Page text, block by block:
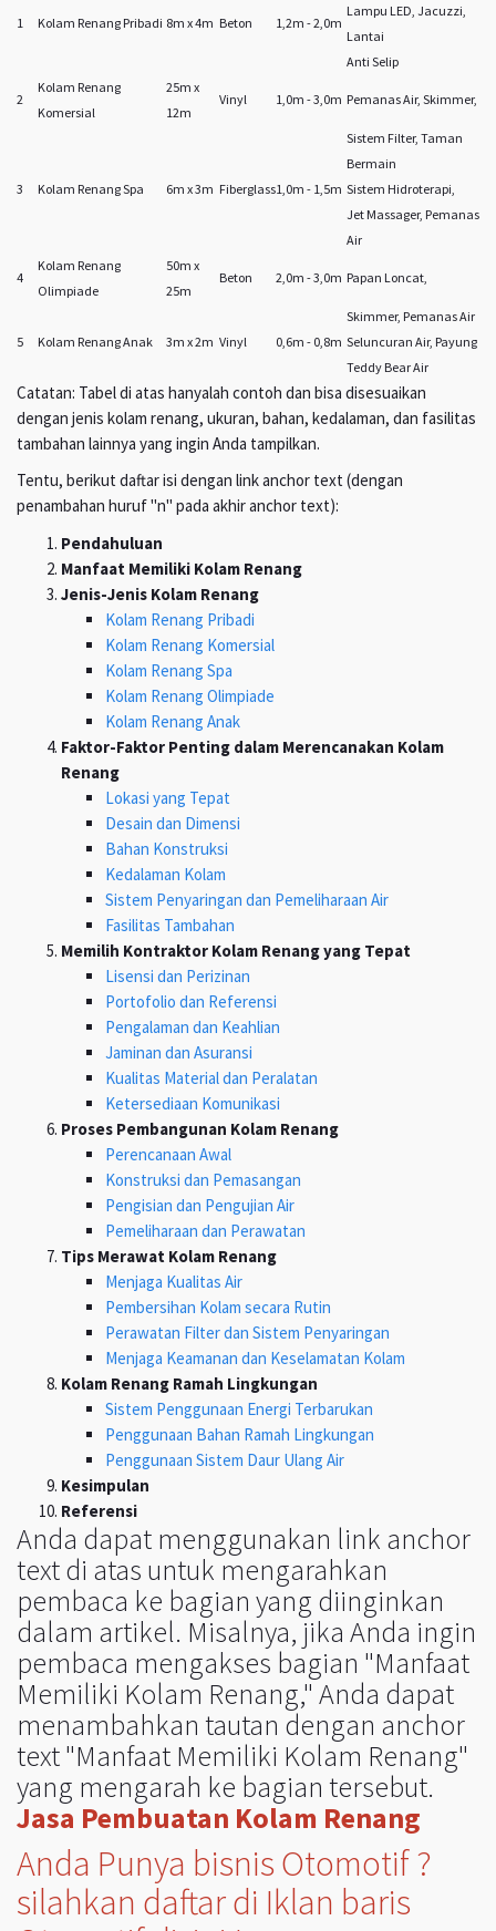
1 Kolam Renang Pribadi 8m x 4m Beton 1,2m - 2,0m
Lampu LED, Jacuzzi,
Lantai
Anti Selip
2
Kolam Renang
Komersial
25m x
12m
Vinyl 1,0m - 3,0m Pemanas Air, Skimmer,
Sistem Filter, Taman
Bermain
3
Kolam Renang Spa 6m x 3m Fiberglass1,0m - 1,5m Sistem Hidroterapi,
Jet Massager, Pemanas
Air
4
Kolam Renang
Olimpiade
50m x
25m
Beton 2,0m - 3,0m Papan Loncat,
Skimmer, Pemanas Air
5
Kolam Renang Anak 3m x 2m Vinyl 0,6m - 0,8m Seluncuran Air, Payung
Teddy Bear Air
Catatan: Tabel di atas hanyalah contoh dan bisa disesuaikan
dengan jenis kolam renang, ukuran, bahan, kedalaman, dan fasilitas
tambahan lainnya yang ingin Anda tampilkan.
Tentu, berikut daftar isi dengan link anchor text (dengan
penambahan huruf "n" pada akhir anchor text):
Pendahuluan
Manfaat Memiliki Kolam Renang
Jenis-Jenis Kolam Renang
Kolam Renang Pribadi
Kolam Renang Komersial
Kolam Renang Spa
Kolam Renang Olimpiade
Kolam Renang Anak
Faktor-Faktor Penting dalam Merencanakan Kolam
Renang
Lokasi yang Tepat
Desain dan Dimensi
Bahan Konstruksi
Kedalaman Kolam
Sistem Penyaringan dan Pemeliharaan Air
Fasilitas Tambahan
Memilih Kontraktor Kolam Renang yang Tepat
Lisensi dan Perizinan
Portofolio dan Referensi
Pengalaman dan Keahlian
Jaminan dan Asuransi
Kualitas Material dan Peralatan
Ketersediaan Komunikasi
Proses Pembangunan Kolam Renang
Perencanaan Awal
Konstruksi dan Pemasangan
Pengisian dan Pengujian Air
Pemeliharaan dan Perawatan
Tips Merawat Kolam Renang
Menjaga Kualitas Air
Pembersihan Kolam secara Rutin
Perawatan Filter dan Sistem Penyaringan
Menjaga Keamanan dan Keselamatan Kolam
Kolam Renang Ramah Lingkungan
Sistem Penggunaan Energi Terbarukan
Penggunaan Bahan Ramah Lingkungan
Penggunaan Sistem Daur Ulang Air
Kesimpulan
Referensi
Anda dapat menggunakan link anchor
text di atas untuk mengarahkan
pembaca ke bagian yang diinginkan
dalam artikel. Misalnya, jika Anda ingin
pembaca mengakses bagian "Manfaat
Memiliki Kolam Renang," Anda dapat
menambahkan tautan dengan anchor
text "Manfaat Memiliki Kolam Renang"
yang mengarah ke bagian tersebut.
Jasa Pembuatan Kolam Renang
Anda Punya bisnis Otomotif ?
silahkan daftar di Iklan baris